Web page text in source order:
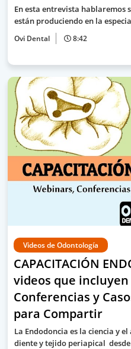
En esta entrevista hablaremos
están produciendo en la
Ovi Dental 8:42
Videos de Odontología
CAPACITACIÓN
videos que
Conferencias y
para Compartir
La Endodoncia es la ciencia y
diente y tejido periapical